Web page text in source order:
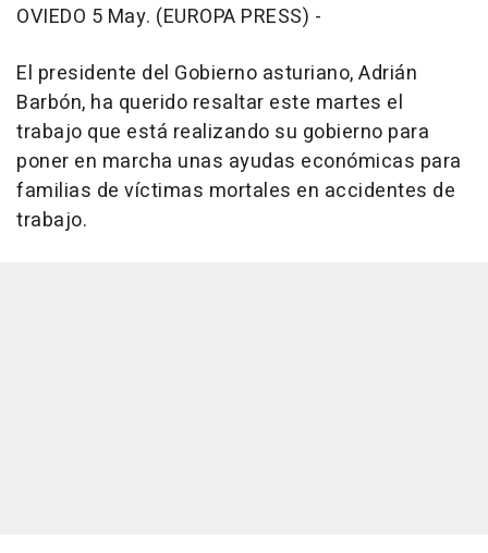
OVIEDO 5 May. (EUROPA PRESS) -
El presidente del Gobierno asturiano, Adrián
Barbón, ha querido resaltar este martes el
trabajo que está realizando su gobierno para
poner en marcha unas ayudas económicas para
familias de víctimas mortales en accidentes de
trabajo.